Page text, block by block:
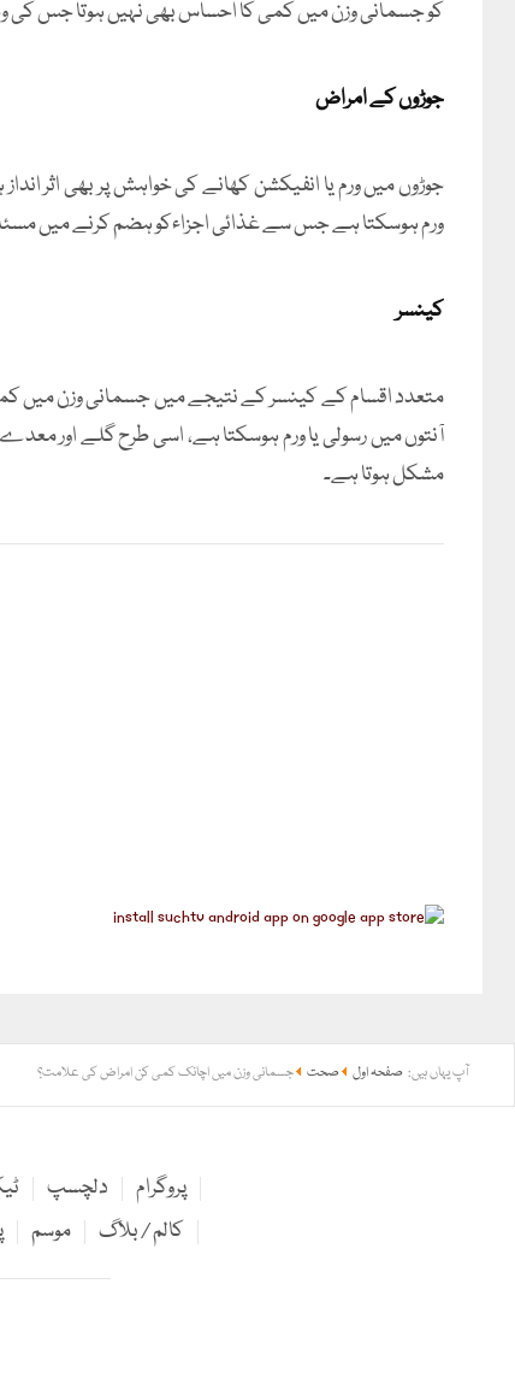
کو جسمانی وزن میں کمی کا احساس بھی نہیں ہوتا جس کی
جوڑوں کے امراض
جوڑوں میں ورم یا انفیکشن کھانے کی خواہش پر بھی
ورم ہوسکتا ہے جس سے غذائی اجزاءکو ہضم کرنے میں
کینسر
متعدد اقسام کے کینسر کے نتیجے میں جسمانی وزن میں
آنتوں میں رسولی یا ورم ہوسکتا ہے، اسی طرح گلے اور
مشکل ہوتا ہے۔
آپ یہاں ہیں: صفحہ اول صحت جسمانی وزن میں اچانک کمی کن امراض کی علامت؟
دلچسپ
پروگرام
موسم کالم / بلاگ